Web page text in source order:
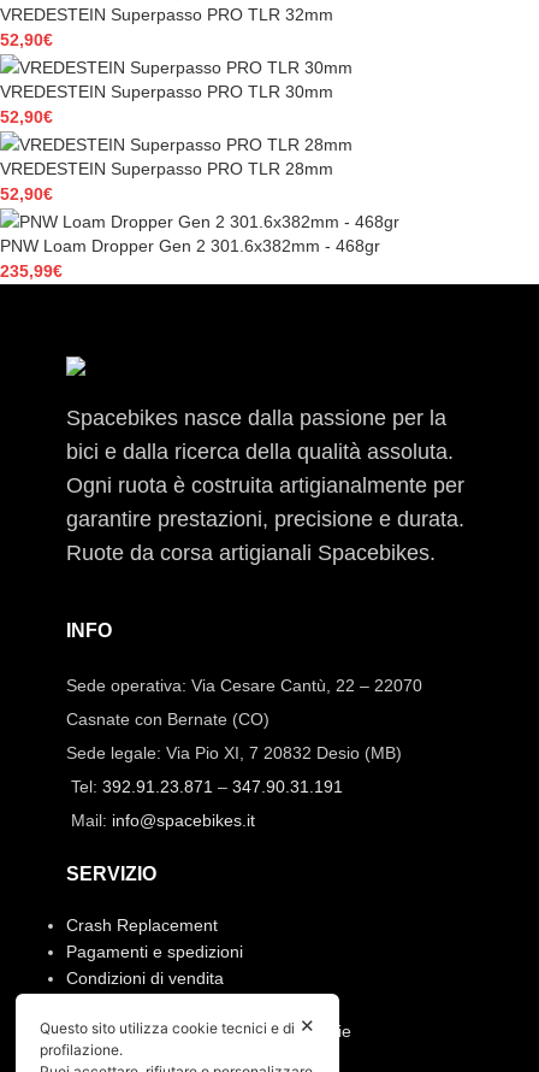
VREDESTEIN Superpasso PRO TLR 32mm
52,90€
VREDESTEIN Superpasso PRO TLR 30mm
52,90€
VREDESTEIN Superpasso PRO TLR 28mm
52,90€
PNW Loam Dropper Gen 2 301.6x382mm - 468gr
235,99€
Spacebikes nasce dalla passione per la
bici e dalla ricerca della qualità assoluta.
Ogni ruota è costruita artigianalmente per
garantire prestazioni, precisione e durata.
Ruote da corsa artigianali Spacebikes.
INFO
Sede operativa: Via Cesare Cantù, 22 – 22070
Casnate con Bernate (CO)
Sede legale: Via Pio XI, 7 20832 Desio (MB)
Tel: 392.91.23.871 – 347.90.31.191
Mail: info@spacebikes.it
SERVIZIO
Crash Replacement
Pagamenti e spedizioni
Condizioni di vendita
Resi, annullamento ordine e garanzie
✕
Questo sito utilizza cookie tecnici e di
profilazione.